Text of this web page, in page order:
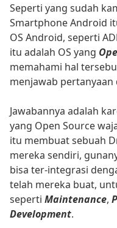
Seperti yang sudah
Smartphone Android
OS Android, seperti
itu adalah OS yang
memahami hal
menjawab pertanyaan
Jawabannya adalah
yang Open Source
itu membuat sebuah
mereka sendiri,
bisa ter-integrasi
telah mereka buat,
seperti Maintenance,
Development.